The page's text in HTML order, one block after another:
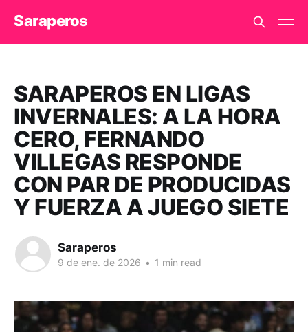
Saraperos
SARAPEROS EN LIGAS
INVERNALES: A LA HORA
CERO, FERNANDO
VILLEGAS RESPONDE
CON PAR DE PRODUCIDAS
Y FUERZA A JUEGO SIETE
Saraperos
9 de ene. de 2026 • 1 min read